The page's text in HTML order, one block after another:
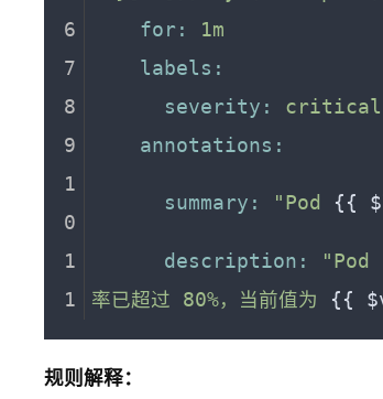
for:
1m
labels:
severity:
critical
annotations:
summary: "Pod {{
description: "Pod
率已超过 80%，当前值为 {{
规则解释：